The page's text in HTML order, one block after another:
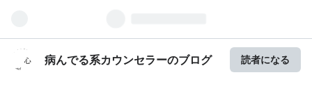
病んでる系カウンセラーのブログ 読者になる